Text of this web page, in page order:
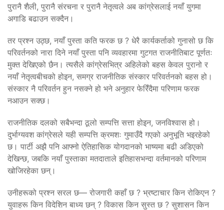
पुरानै शैली, पुरानै संरचना र पुरानै नेतृत्वले अब कांग्रेसलाई नयाँ युगमा
अगाडि बढाउन सक्दैन।
तर प्रश्न उठ्छ, नयाँ पुस्ता कति फरक छ ? धेरै कार्यकर्ताको गुनासो छ कि
परिवर्तनको नारा दिने नयाँ पुस्ता पनि व्यवहारमा गुटगत राजनीतिबाट पूर्णतः
मुक्त देखिएको छैन। त्यसैले कांग्रेसभित्र अहिलेको बहस केवल पुरानो र
नयाँ नेतृत्वबीचको होइन, समग्र राजनीतिक संस्कार परिवर्तनको बहस हो।
संस्कार नै परिवर्तन हुन नसक्ने हो भने अनुहार फेरिँदैमा परिणाम फरक
नआउन सक्छ।
राजनीतिक दलको सबैभन्दा ठूलो सम्पत्ति सत्ता होइन, जनविश्वास हो।
दुर्भाग्यवश कांग्रेसले यही सम्पत्ति क्रमशः गुमाउँदै गएको अनुभूति भइरहेको
छ। पार्टी अझै पनि आफ्नो ऐतिहासिक योगदानको भाष्यमा बढी अडिएको
देखिन्छ, जबकि नयाँ पुस्ताका मतदाताले इतिहासभन्दा वर्तमानको परिणाम
खोजिरहेका छन्।
उनीहरूको प्रश्न सरल छ— रोजगारी कहाँ छ ? भ्रष्टाचार किन रोकिएन ?
युवाहरू किन विदेशिन बाध्य छन् ? विकास किन सुस्त छ ? सुशासन किन